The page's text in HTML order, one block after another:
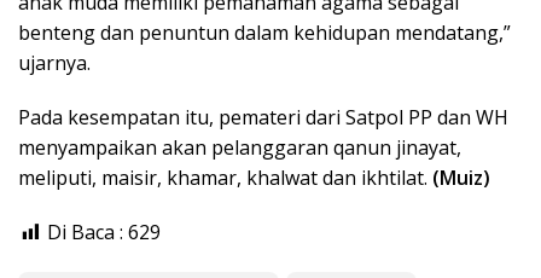
benteng dan penuntun dalam kehidupan mendatang,”
ujarnya.
Pada kesempatan itu, pemateri dari Satpol PP dan WH
menyampaikan akan pelanggaran qanun jinayat,
meliputi, maisir, khamar, khalwat dan ikhtilat. (Muiz)
Di Baca : 629